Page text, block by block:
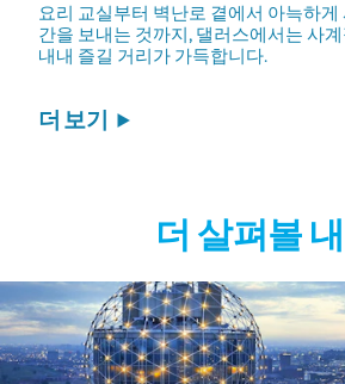
요리 교실부터 벽난로 곁에서 아늑하게
간을 보내는 것까지, 댈러스에서는 사계
내내 즐길 거리가 가득합니다.
더 보기
더 살펴볼